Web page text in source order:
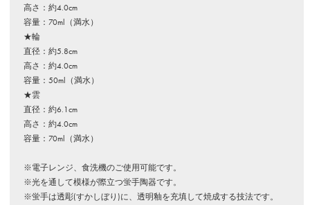
高さ：約4.0cm
容量：70ml（満水）
★輪
直径：約5.8cm
高さ：約4.0cm
容量：50ml（満水）
★雲
直径：約6.1cm
高さ：約4.0cm
容量：70ml（満水）
※電子レンジ、食洗機のご使用可能です。
※光を通して模様が際立つ蛍手陶器です。
※蛍手は透彫(すかしぼり)に、透明釉を充填して焼成する技法です。